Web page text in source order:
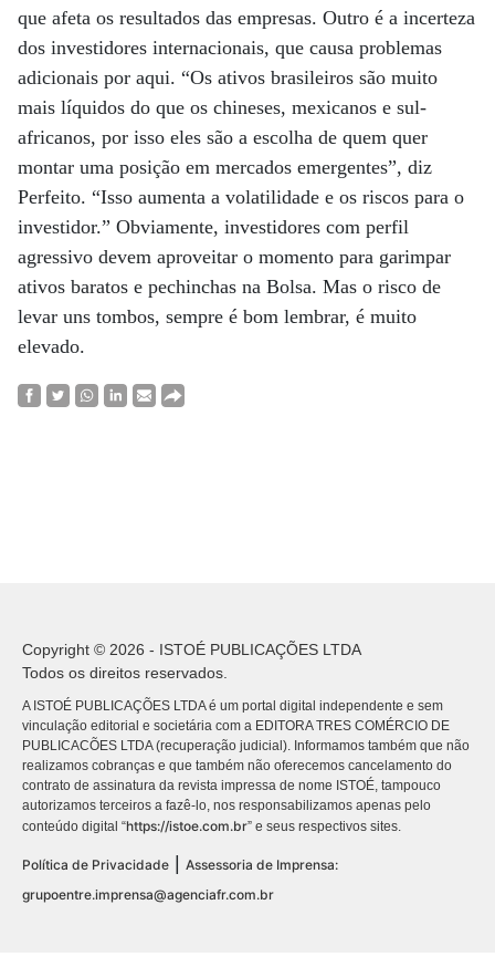
que afeta os resultados das empresas. Outro é a incerteza
dos investidores internacionais, que causa problemas
adicionais por aqui. “Os ativos brasileiros são muito
mais líquidos do que os chineses, mexicanos e sul-
africanos, por isso eles são a escolha de quem quer
montar uma posição em mercados emergentes”, diz
Perfeito. “Isso aumenta a volatilidade e os riscos para o
investidor.” Obviamente, investidores com perfil
agressivo devem aproveitar o momento para garimpar
ativos baratos e pechinchas na Bolsa. Mas o risco de
levar uns tombos, sempre é bom lembrar, é muito
elevado.
Copyright © 2026 - ISTOÉ PUBLICAÇÕES LTDA
Todos os direitos reservados.
A ISTOÉ PUBLICAÇÕES LTDA é um portal digital independente e sem
vinculação editorial e societária com a EDITORA TRES COMÉRCIO DE
PUBLICACÕES LTDA (recuperação judicial). Informamos também que não
realizamos cobranças e que também não oferecemos cancelamento do
contrato de assinatura da revista impressa de nome ISTOÉ, tampouco
autorizamos terceiros a fazê-lo, nos responsabilizamos apenas pelo
conteúdo digital “https://istoe.com.br” e seus respectivos sites.
Política de Privacidade
Assessoria de Imprensa:
grupoentre.imprensa@agenciafr.com.br